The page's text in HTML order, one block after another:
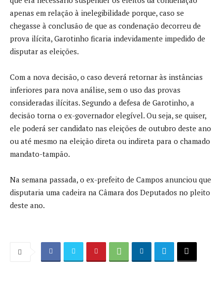
apenas em relação à inelegibilidade porque, caso se
chegasse à conclusão de que as condenação decorreu de
prova ilícita, Garotinho ficaria indevidamente impedido de
disputar as eleições.
Com a nova decisão, o caso deverá retornar às instâncias
inferiores para nova análise, sem o uso das provas
consideradas ilícitas. Segundo a defesa de Garotinho, a
decisão torna o ex-governador elegível. Ou seja, se quiser,
ele poderá ser candidato nas eleições de outubro deste ano
ou até mesmo na eleição direta ou indireta para o chamado
mandato-tampão.
Na semana passada, o ex-prefeito de Campos anunciou que
disputaria uma cadeira na Câmara dos Deputados no pleito
deste ano.